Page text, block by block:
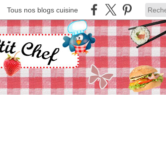
Tous nos blogs cuisine